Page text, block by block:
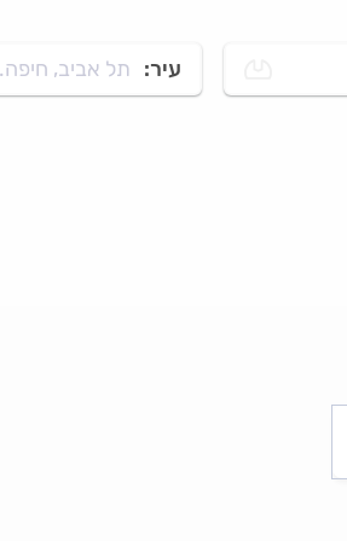
עיר: תל אביב,